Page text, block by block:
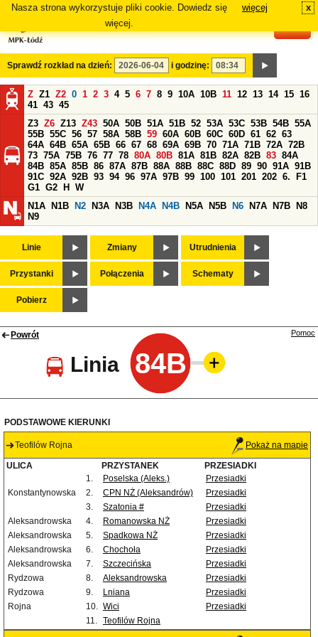
Nasza strona wykorzystuje pliki cookie. Dowiedz się
więcej.
więcej x
Sprawdź rozkład na dzień: i godzinę:
Z Z1 Z2 0 1 2 3 4 5 6 7 8 9 10A 10B 11 12 13 14 15 16
41 43 45
Z3 Z6 Z13 Z43 50A 50B 51A 51B 52 53A 53C 53B 54B 55A
55B 55C 56 57 58A 58B 59 60A 60B 60C 60D 61 62 63
64A 64B 65A 65B 66 67 68 69A 69B 70 71A 71B 72A 72B
73 75A 75B 76 77 78 80A 80B 81A 81B 82A 82B 83 84A
84B 85A 85B 86 87A 87B 88A 88B 88C 88D 89 90 91A 91B
91C 92A 92B 93 94 96 97A 97B 99 100 101 201 202 6.
F1
G1 G2 H
W
N1A
N1B N2 N3A N3B N4A N4B N5A N5B N6 N7A N7B
N8
N9
Linie Zmiany Utrudnienia
Przystanki Połączenia Schematy
Pobierz
Powrót
Linia 84B
Pomoc
PODSTAWOWE KIERUNKI
Teofilów Rojna Pokaż na mapie
ULICA PRZYSTANEK
PRZESIADKI
1.
Poselska (Aleks.)
Przesiadki
Konstantynowska
2. CPN NŻ (Aleksandrów)
Przesiadki
3.
Szatonia #
Przesiadki
Aleksandrowska
4. Romanowska NŻ
Przesiadki
Aleksandrowska
5. Spadkowa NŻ
Przesiadki
Aleksandrowska
6. Chochoła
Przesiadki
Aleksandrowska
7. Szczecińska
Przesiadki
Rydzowa
8. Aleksandrowska
Przesiadki
Rydzowa
9. Lniana
Przesiadki
Rojna
10. Wici
Przesiadki
11. Teofilów Rojna